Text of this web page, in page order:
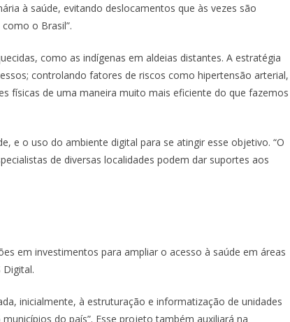
à saúde, evitando deslocamentos que às vezes são
o Brasil”.
como as indígenas em aldeias distantes. A estratégia
controlando fatores de riscos como hipertensão arterial,
físicas de uma maneira muito mais eficiente do que fazemos
e o uso do ambiente digital para se atingir esse objetivo. “O
de diversas localidades podem dar suportes aos
em investimentos para ampliar o acesso à saúde em áreas
inicialmente, à estruturação e informatização de unidades
do país”. Esse projeto também auxiliará na